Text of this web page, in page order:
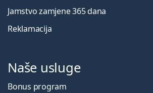
Jamstvo zamjene 365 dana
Reklamacija
Naše usluge
Bonus program